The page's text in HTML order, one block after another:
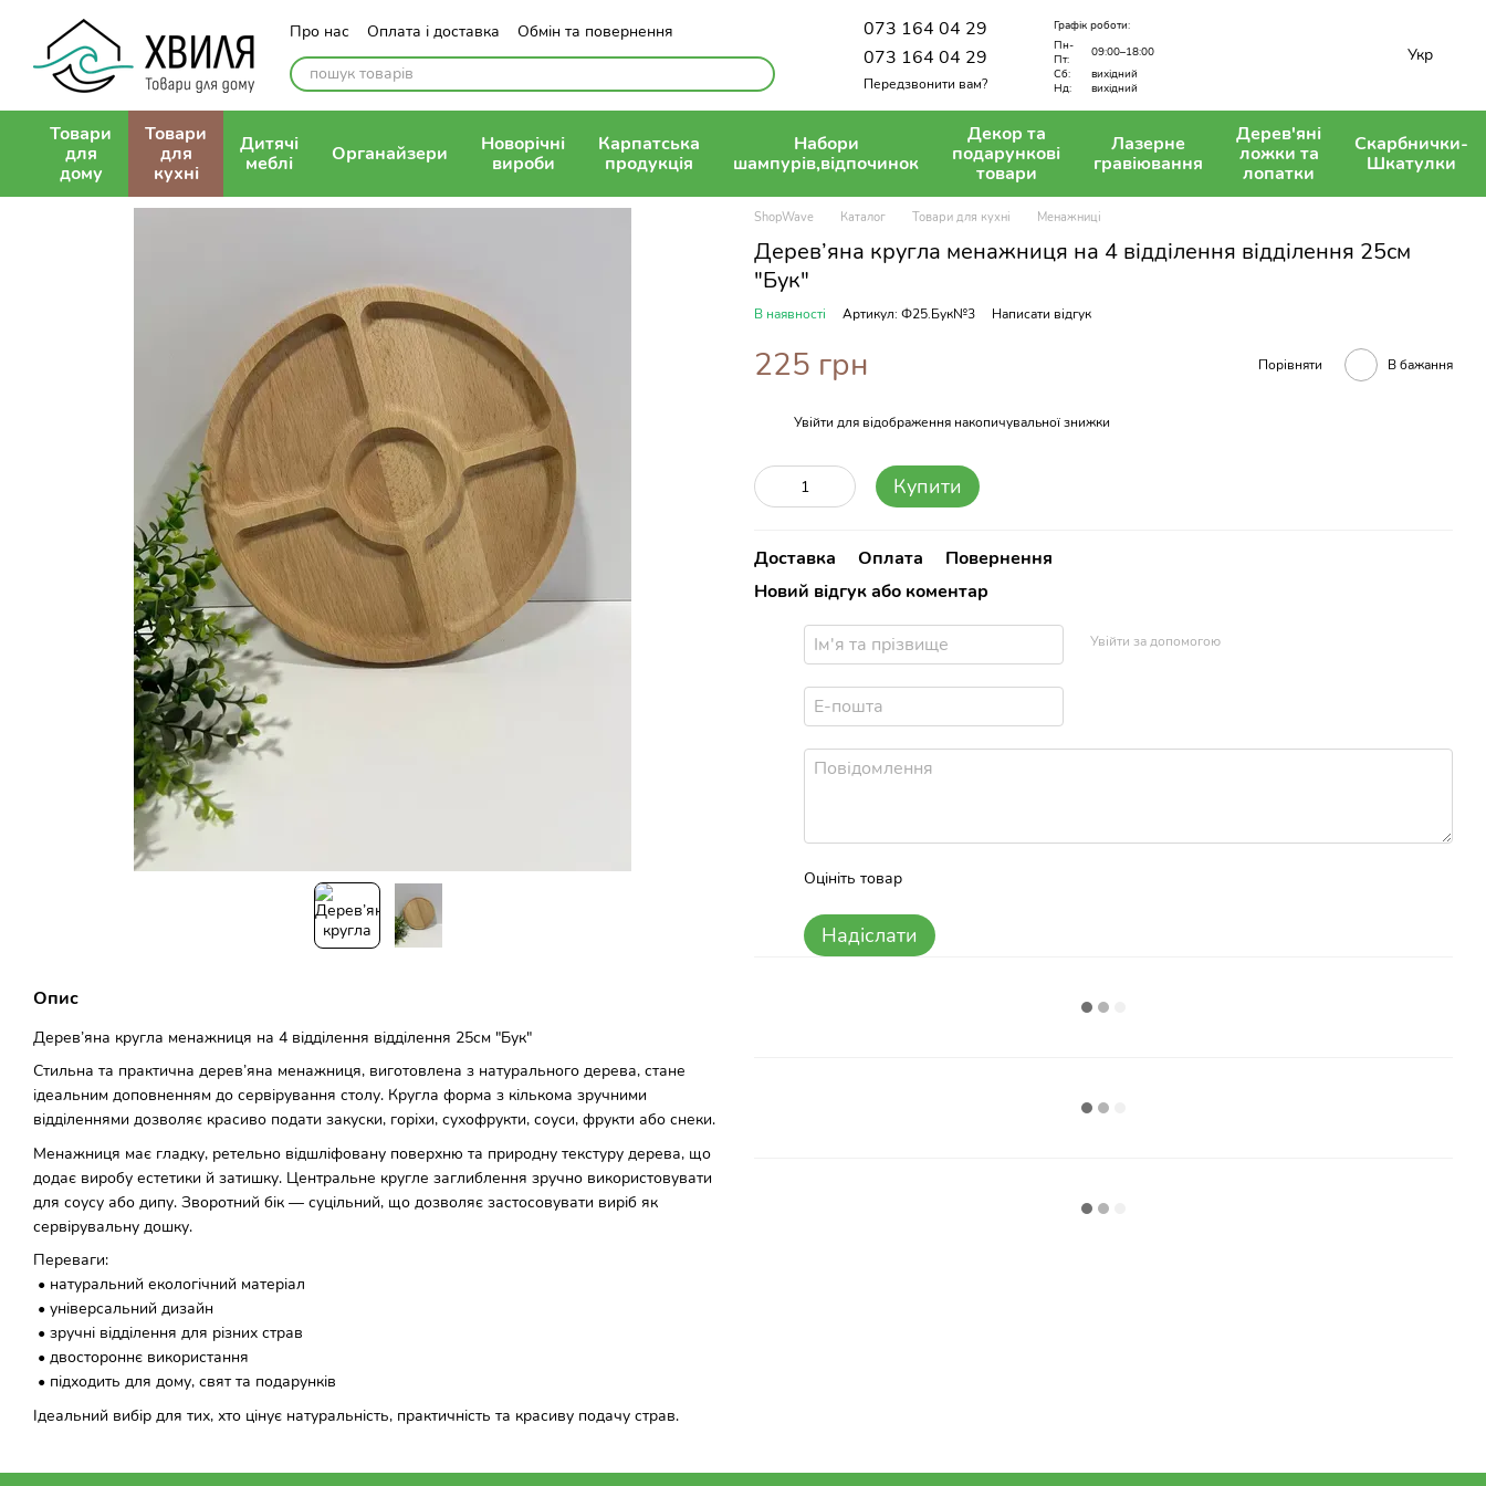
Перейти до основного контенту
Про нас Оплата і доставка
Обмін та повернення
Контактна інформація
Політика конфіденційності
Публічна оферта
073 164 04 29
073 164 04 29
Передзвонити вам?
Графік роботи:
Пн-
Пт:
09:00–18:00
Сб:
вихідний
Нд:
вихідний
Укр
Товари
для
дому
Товари
для
кухні
Дитячі
меблі
Органайзери
Новорічні
вироби
Карпатська
продукція
Набори
шампурів,відпочинок
Декор та
подарункові
товари
Лазерне
гравіювання
Дерев'яні
ложки та
лопатки
Скарбнички-
Шкатулки
Опис
Дерев’яна кругла менажниця на 4 відділення відділення 25см "Бук"
Стильна та практична дерев’яна менажниця, виготовлена з натурального дерева, стане
ідеальним доповненням до сервірування столу. Кругла форма з кількома зручними
відділеннями дозволяє красиво подати закуски, горіхи, сухофрукти, соуси, фрукти або снеки.
Менажниця має гладку, ретельно відшліфовану поверхню та природну текстуру дерева, що
додає виробу естетики й затишку. Центральне кругле заглиблення зручно використовувати
для соусу або дипу. Зворотний бік — суцільний, що дозволяє застосовувати виріб як
сервірувальну дошку.
Переваги:
• натуральний екологічний матеріал
• універсальний дизайн
• зручні відділення для різних страв
• двостороннє використання
• підходить для дому, свят та подарунків
Ідеальний вибір для тих, хто цінує натуральність, практичність та красиву подачу страв.
ShopWave Каталог Товари для кухні Менажниці
Дерев’яна кругла менажниця на 4 відділення відділення 25см
"Бук"
В наявності Артикул: Ф25.Бук№3 Написати відгук
225 грн Порівняти В бажання
Увійти для відображення накопичувальної знижки
Купити
Доставка Оплата
Повернення
Новий відгук або коментар
Увійти за допомогою
Оцініть товар
Надіслати